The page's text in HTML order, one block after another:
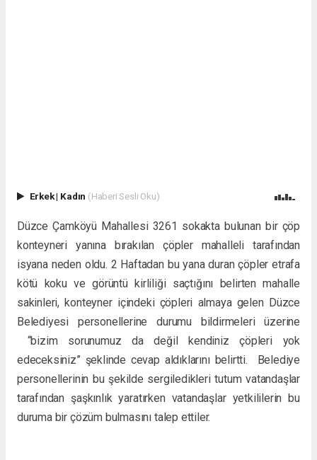
Erkek| Kadın (Haberi Sesli Oku)
Düzce Çamköyü Mahallesi 3261 sokakta bulunan bir çöp
konteyneri yanına bırakılan çöpler mahalleli tarafından
isyana neden oldu. 2 Haftadan bu yana duran çöpler etrafa
kötü koku ve görüntü kirliliği saçtığını belirten mahalle
sakinleri, konteyner içindeki çöpleri almaya gelen Düzce
Belediyesi personellerine durumu bildirmeleri üzerine
“bizim sorunumuz da değil kendiniz çöpleri yok
edeceksiniz” şeklinde cevap aldıklarını belirtti. Belediye
personellerinin bu şekilde sergiledikleri tutum vatandaşlar
tarafından şaşkınlık yaratırken vatandaşlar yetkililerin bu
duruma bir çözüm bulmasını talep ettiler.